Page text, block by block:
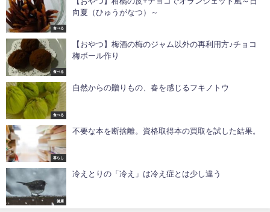
食べる
向夏（ひゅうがなつ）～
食べる
【おやつ】梅酒の梅のジャム以外の再利用方♪チョコ
梅ボール作り
食べる
自然からの贈りもの、春を感じるフキノトウ
暮らし
不要な本を断捨離。資格取得本の買取を試した結果。
健康
冷えとりの「冷え」は冷え症とは少し違う